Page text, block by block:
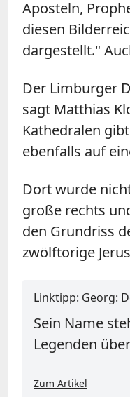
Aposteln,
diesen
dargestellt."
Der Limburger
sagt Matthias
Kathedralen
ebenfalls auf
Dort wurde
große rechts
den Grundriss
zwölftorige
Linktipp: Georg:
Sein Name
Legenden
Zum Artikel